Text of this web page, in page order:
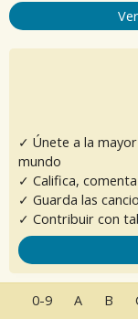
✓ Únete a la
mundo
✓ Califica,
✓ Guarda las
✓ Contribuir con
0-9 A B